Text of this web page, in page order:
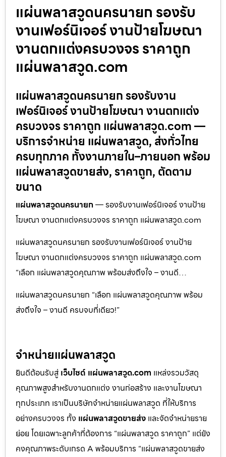
แผ่นพลาสวูดนครนายก รองรับ
งานเฟอร์นิเจอร์ งานป้ายโฆษณา
งานตกแต่งครบวงจร ราคาถูก
แผ่นพลาสวูด.com
แผ่นพลาสวูดนครนายก รองรับงาน
เฟอร์นิเจอร์ งานป้ายโฆษณา งานตกแต่ง
ครบวงจร ราคาถูก แผ่นพลาสวูด.com —
บริการจำหน่าย แผ่นพลาสวูด, ส่งทั่วไทย
ครบทุกภาค ทั้งงานภายใน–ภายนอก พร้อม
แผ่นพลาสวูดขายส่ง, ราคาถูก, ตัดตาม
ขนาด
แผ่นพลาสวูดนครนายก— รองรับงานเฟอร์นิเจอร์ งานป้าย
โฆษณา งานตกแต่งครบวงจร ราคาถูก แผ่นพลาสวูด.com
แผ่นพลาสวูดนครนายก รองรับงานเฟอร์นิเจอร์ งานป้าย
โฆษณา งานตกแต่งครบวงจร ราคาถูก แผ่นพลาสวูด.com
“เลือก แผ่นพลาสวูดคุณภาพ พร้อมส่งถึงใจ – งานดี…
แผ่นพลาสวูดนครนายก “เลือก แผ่นพลาสวูดคุณภาพ พร้อม
ส่งถึงใจ – งานดี ครบจบที่เดียว!”
จำหน่ายแผ่นพลาสวูด
ยินดีต้อนรับสู่ เว็บไซต์ แผ่นพลาสวูด.com แหล่งรวมวัสดุ
คุณภาพสูงสำหรับงานตกแต่ง งานก่อสร้าง และงานโฆษณา
ทุกประเภท เราเป็นบริษัทจำหน่ายแผ่นพลาสวูด ที่ให้บริการ
อย่างครบวงจร ทั้ง แผ่นพลาสวูดขายส่ง และจัดจำหน่ายราย
ย่อย โดยเฉพาะลูกค้าที่ต้องการ “แผ่นพลาสวูด ราคาถูก” แต่ยัง
คงคุณภาพระดับเกรด A พร้อมบริการ “แผ่นพลาสวูดขายส่ง